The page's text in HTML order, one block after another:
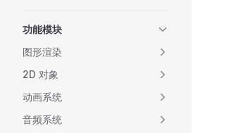
功能模块
图形渲染
2D 对象
动画系统
音频系统